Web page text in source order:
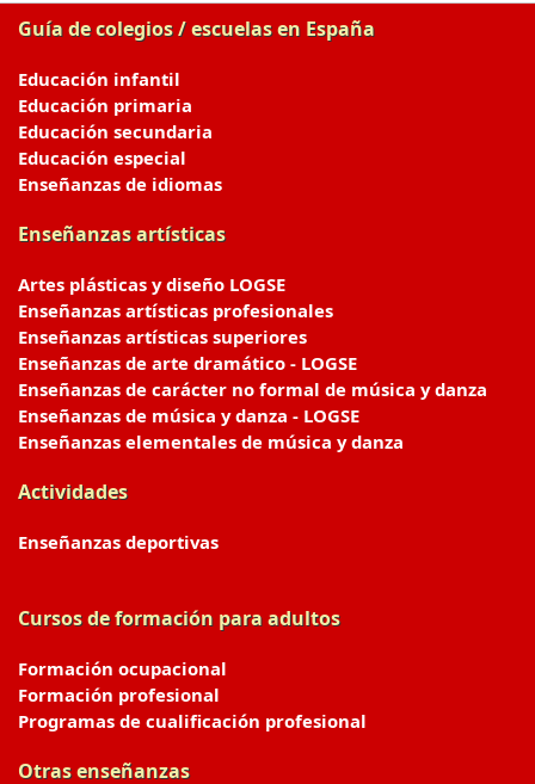
Guía de colegios / escuelas en España
Educación infantil
Educación primaria
Educación secundaria
Educación especial
Enseñanzas de idiomas
Enseñanzas artísticas
Artes plásticas y diseño LOGSE
Enseñanzas artísticas profesionales
Enseñanzas artísticas superiores
Enseñanzas de arte dramático - LOGSE
Enseñanzas de carácter no formal de música y danza
Enseñanzas de música y danza - LOGSE
Enseñanzas elementales de música y danza
Actividades
Enseñanzas deportivas
Cursos de formación para adultos
Formación ocupacional
Formación profesional
Programas de cualificación profesional
Otras enseñanzas